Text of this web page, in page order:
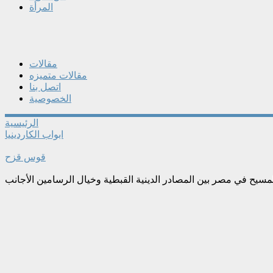
المرأة
مقالات
مقالات متميزه
اتصل بنا
الخصوصية
الرئيسية
ابواب الكاردينيا
قوس قزح
في مصر بين المصادر الدينية القبطية وخيال الرسامين الأجانب